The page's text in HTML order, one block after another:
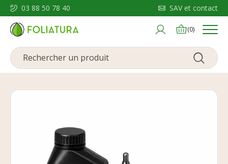
03 88 50 78 40 SAV et contact
(0) Menu